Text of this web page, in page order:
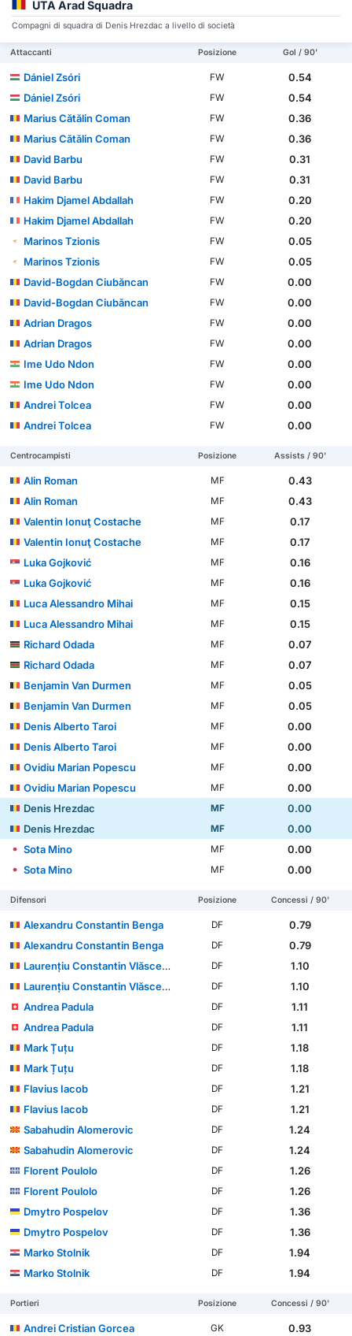
UTA Arad Squadra
Compagni di squadra di Denis Hrezdac a livello di società
Attaccanti Posizione Gol / 90'
Dániel Zsóri FW
0.54
Dániel Zsóri
FW
0.54
Marius Cătălin Coman
FW
0.36
Marius Cătălin Coman
FW
0.36
David Barbu
FW
0.31
David Barbu
FW
0.31
Hakim Djamel Abdallah
FW
0.20
Hakim Djamel Abdallah
FW
0.20
Marinos Tzionis
FW
0.05
Marinos Tzionis
FW
0.05
David-Bogdan Ciubăncan
FW
0.00
David-Bogdan Ciubăncan
FW
0.00
Adrian Dragos
FW
0.00
Adrian Dragos
FW
0.00
Ime Udo Ndon
FW
0.00
Ime Udo Ndon
FW
0.00
Andrei Tolcea
FW
0.00
Andrei Tolcea
FW 0.00
Centrocampisti Posizione Assists / 90'
Alin Roman MF
0.43
Alin Roman
MF
0.43
Valentin Ionuţ Costache
MF
0.17
Valentin Ionuţ Costache
MF
0.17
Luka Gojković
MF
0.16
Luka Gojković
MF
0.16
Luca Alessandro Mihai
MF
0.15
Luca Alessandro Mihai
MF
0.15
Richard Odada
MF
0.07
Richard Odada
MF
0.07
Benjamin Van Durmen
MF
0.05
Benjamin Van Durmen
MF
0.05
Denis Alberto Taroi
MF
0.00
Denis Alberto Taroi
MF
0.00
Ovidiu Marian Popescu
MF
0.00
Ovidiu Marian Popescu
MF
0.00
Denis Hrezdac
MF
0.00
Denis Hrezdac
MF
0.00
Sota Mino
MF
0.00
Sota Mino
MF 0.00
Difensori Posizione Concessi / 90'
Alexandru Constantin Benga DF
0.79
Alexandru Constantin Benga
DF
0.79
Laurențiu Constantin Vlăsceanu
DF
1.10
Laurențiu Constantin Vlăsceanu
DF
1.10
Andrea Padula
DF
1.11
Andrea Padula
DF
1.11
Mark Țuțu
DF
1.18
Mark Țuțu
DF
1.18
Flavius Iacob
DF
1.21
Flavius Iacob
DF
1.21
Sabahudin Alomeroviс
DF
1.24
Sabahudin Alomeroviс
DF
1.24
Florent Poulolo
DF
1.26
Florent Poulolo
DF
1.26
Dmytro Pospelov
DF
1.36
Dmytro Pospelov
DF
1.36
Marko Stolnik
DF
1.94
Marko Stolnik
DF 1.94
Portieri Posizione Concessi / 90'
Andrei Cristian Gorcea GK
0.93